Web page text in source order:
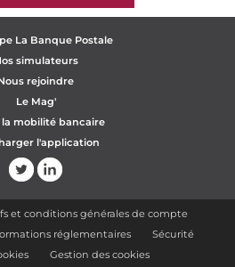
La Banque Postale
simulateurs
rejoindre
Le Mag'
la mobilité bancaire
l'application
et conditions générales de compte
réglementaires
Sécurité
Gestion des cookies